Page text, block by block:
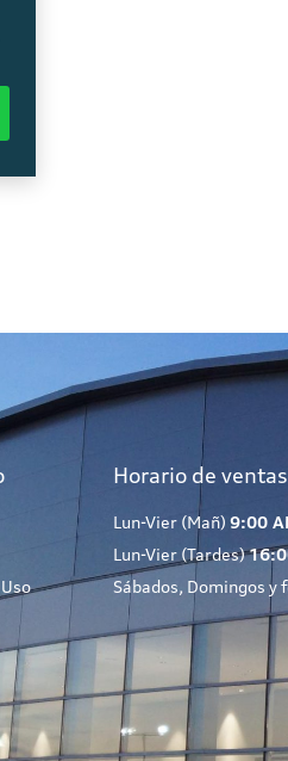
Horario de ventas
Lun-Vier (Mañ) 9:00
Lun-Vier (Tardes)
Sábados, Domingos y